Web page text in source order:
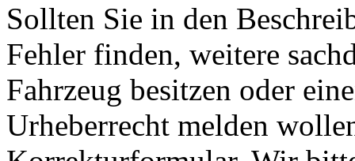
Sollten Sie in den
Fehler finden, weitere
Fahrzeug besitzen oder
Urheberrecht melden